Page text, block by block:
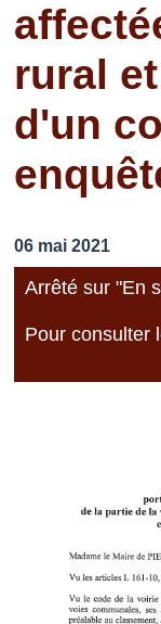
rural
d'un
06 mai 2021
Arrêté sur "En
Pour consulter